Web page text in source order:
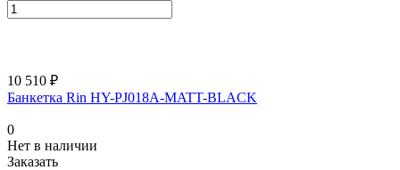
10 510 ₽
Банкетка Rin HY-PJ018A-MATT-BLACK
0
Нет в наличии
Заказать